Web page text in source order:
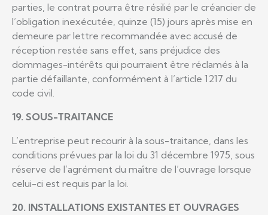
parties, le contrat pourra être résilié par le créancier de
l’obligation inexécutée, quinze (15) jours après mise en
demeure par lettre recommandée avec accusé de
réception restée sans effet, sans préjudice des
dommages-intérêts qui pourraient être réclamés à la
partie défaillante, conformément à l’article 1217 du
code civil.
19. SOUS-TRAITANCE
L’entreprise peut recourir à la sous-traitance, dans les
conditions prévues par la loi du 31 décembre 1975, sous
réserve de l’agrément du maître de l’ouvrage lorsque
celui-ci est requis par la loi.
20. INSTALLATIONS EXISTANTES ET OUVRAGES